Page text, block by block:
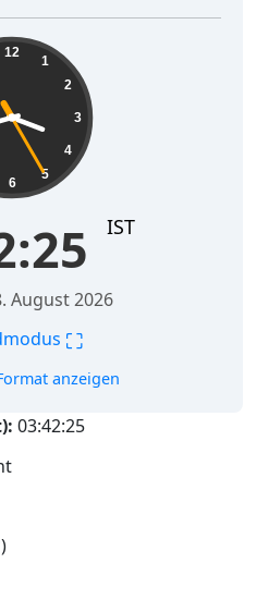
12
1
2
3
4
5
6
IST
August 2026
⛶
anzeigen
03:42:26